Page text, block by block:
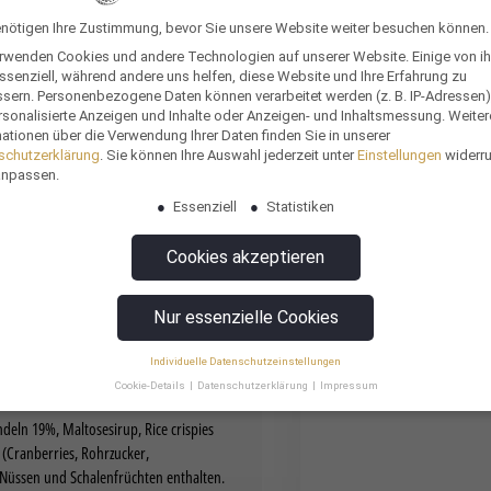
einleiten
,Zuhörer motivieren
Bewerber,Potenzielle Kunden,
19%, Maltosesirup, Rice crispies
Rohrzucker,
und Schalenfrüchten enthalten.
Ihre Zustimmung, bevor Sie unsere Website weiter besuchen können.
Cookies und andere Technologien auf unserer Website. Einige von
während andere uns helfen, diese Website und Ihre Erfahrung zu
Personenbezogene Daten können verarbeitet werden (z. B. IP-
Anzeigen und Inhalte oder Anzeigen- und Inhaltsmessung.
über die Verwendung Ihrer Daten finden Sie in unserer
Sie können Ihre Auswahl jederzeit unterEinstellungen
Essenziell
Statistiken
Cookies akzeptieren
Nur essenzielle Cookies
Individuelle Datenschutzeinstellungen
Cookie-Details Datenschutzerklärung Impressum
Datenschutzeinstellungen
Cookies und andere Technologien auf unserer Website. Einige von
während andere uns helfen, diese Website und Ihre Erfahrung zu